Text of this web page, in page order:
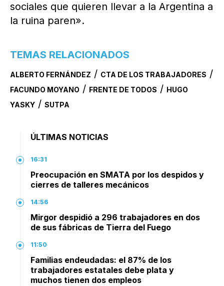
sociales que quieren llevar a la Argentina a
la ruina paren».
TEMAS RELACIONADOS
ALBERTO FERNÁNDEZ / CTA DE LOS TRABAJADORES /
FACUNDO MOYANO / FRENTE DE TODOS / HUGO
YASKY / SUTPA
ÚLTIMAS NOTICIAS
16:31
Preocupación en SMATA por los despidos y
cierres de talleres mecánicos
14:56
Mirgor despidió a 296 trabajadores en dos
de sus fábricas de Tierra del Fuego
11:50
Familias endeudadas: el 87% de los
trabajadores estatales debe plata y
muchos tienen dos empleos